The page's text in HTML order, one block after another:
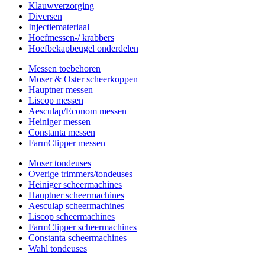
Klauwverzorging
Diversen
Injectiemateriaal
Hoefmessen-/ krabbers
Hoefbekapbeugel onderdelen
Messen toebehoren
Moser & Oster scheerkoppen
Hauptner messen
Liscop messen
Aesculap/Econom messen
Heiniger messen
Constanta messen
FarmClipper messen
Moser tondeuses
Overige trimmers/tondeuses
Heiniger scheermachines
Hauptner scheermachines
Aesculap scheermachines
Liscop scheermachines
FarmClipper scheermachines
Constanta scheermachines
Wahl tondeuses